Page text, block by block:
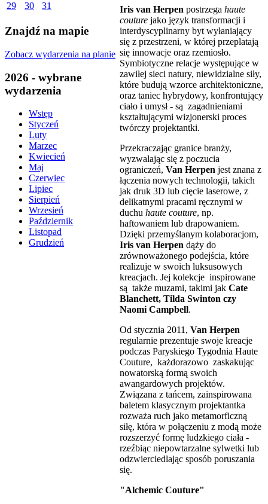
29
30 31
Znajdź na mapie
Zobacz wydarzenia na planie
2026 - wybrane
wydarzenia
Wstęp
Styczeń
Luty
Marzec
Kwiecień
Maj
Czerwiec
Lipiec
Sierpień
Wrzesień
Październik
Listopad
Grudzień
Iris van Herpen postrzega haute
couture jako język transformacji i
interdyscyplinarny byt wyłaniający
się z przestrzeni, w której przeplatają
się innowacje oraz rzemiosło.
Symbiotyczne relacje występujące w
zawiłej sieci natury, niewidzialne siły,
które budują wzorce architektoniczne,
oraz taniec hybrydowy, konfrontujący
ciało i umysł - są zagadnieniami
kształtującymi wizjonerski proces
twórczy projektantki.
Przekraczając granice branży,
wyzwalając się z poczucia
ograniczeń, Van Herpen jest znana z
łączenia nowych technologii, takich
jak druk 3D lub cięcie laserowe, z
delikatnymi pracami ręcznymi w
duchu haute couture, np.
haftowaniem lub drapowaniem.
Dzięki przemyślanym kolaboracjom,
Iris van Herpen dąży do
zrównoważonego podejścia, które
realizuje w swoich luksusowych
kreacjach. Jej kolekcje inspirowane
są także muzami, takimi jak Cate
Blanchett, Tilda Swinton czy
Naomi Campbell.
Od stycznia 2011, Van Herpen
regularnie prezentuje swoje kreacje
podczas Paryskiego Tygodnia Haute
Couture, każdorazowo zaskakując
nowatorską formą swoich
awangardowych projektów.
Związana z tańcem, zainspirowana
baletem klasycznym projektantka
rozważa ruch jako metamorficzną
siłę, która w połączeniu z modą może
rozszerzyć formę ludzkiego ciała -
rzeźbiąc niepowtarzalne sylwetki lub
odzwierciedlając sposób poruszania
się.
"Alchemic Couture"